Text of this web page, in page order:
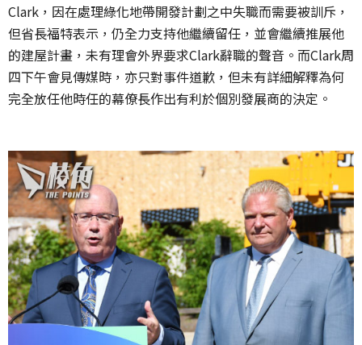
Clark，因在處理綠化地帶開發計劃之中失職而需要被訓斥，
但省長福特表示，仍全力支持他繼續留任，並會繼續推展他
的建屋計畫，未有理會外界要求Clark辭職的聲音。而Clark周
四下午會見傳媒時，亦只對事件道歉，但未有詳細解釋為何
完全放任他時任的幕僚長作出有利於個別發展商的決定。